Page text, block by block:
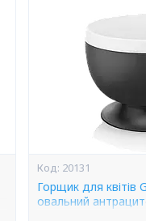
20131
Горщик для квітів
овальний